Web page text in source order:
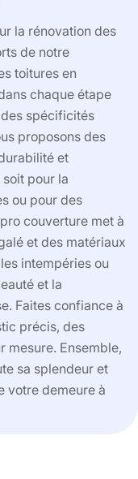
la rénovation des
de notre
toitures en
chaque étape
spécificités
proposons des
et
pour la
ou pour des
couverture met à
et des matériaux
intempéries ou
et la
Faites confiance à
précis, des
mesure. Ensemble,
sa splendeur et
votre demeure à